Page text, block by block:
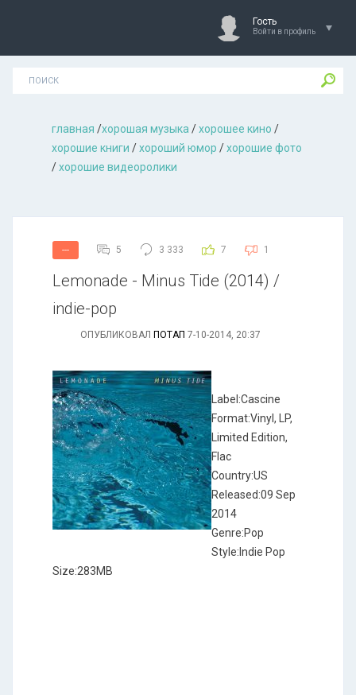
Гость
Войти в профиль
главная /хорошая музыкa /хорошее кино /
хорошие книги /хороший юмор /хорошие фото
/хорошие видеоролики
--- 5 3 333 7 1
Lemonade - Minus Tide (2014) /
indie-pop
ОПУБЛИКОВАЛ ПОТАП 7-10-2014, 20:37
Label:Cascine ‎
Format:Vinyl, LP,
Limited Edition,
Flac
Country:US
Released:09 Sep
2014
Genre:Pop
Style:Indie Pop
Size:283MB